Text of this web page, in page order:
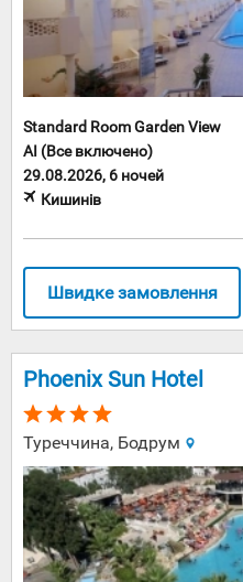
Standard Room Garden View
AI (Все включено)
29.08.2026, 6 ночей
Кишинів
Швидке замовлення
Phoenix Sun Hotel
Туреччина, Бодрум